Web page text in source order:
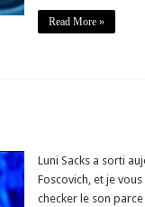
Read More »
Luni Sacks a sorti
Foscovich, et je
checker le son parce